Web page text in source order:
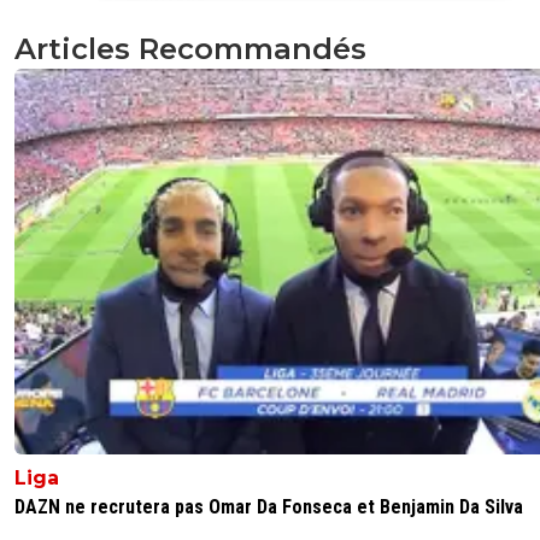
oui il les prends en intérim 6 mois et puis s'en
mdr
0+ Répondre
bub 16 février 2026 à 11:28 +822
ça me fait rire quand je lis qu'on n'a pas de top joueurs,
joueurs moyens.
J'ai l'impression que vous ne vous rendez pas compte du
niveau de joueurs comma Tolisso, Morton, Nartey, Sulc,
Niakhate...
Et techniquement c'est tres tres fort
7 Répondre
Maubelan-OL 16 février 2026 à 11:30 +2042
exactement et on peut rajouter vous ne vous
Hamdani etc)
Articles Recommandés
Liga
DAZN ne recrutera pas Omar Da Fonseca et Benjamin Da Silva